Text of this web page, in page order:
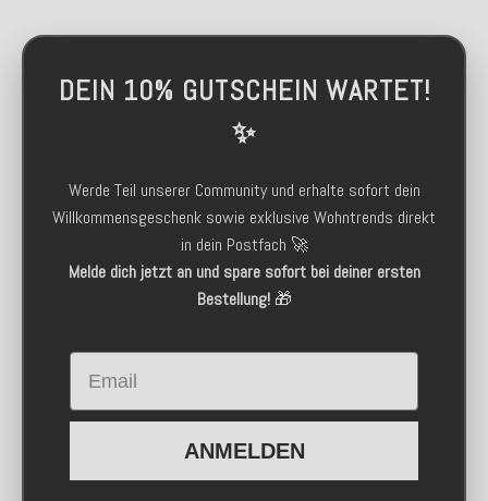
DEIN 10% GUTSCHEIN WARTET!
✨
Werde Teil unserer Community und erhalte sofort dein
Willkommensgeschenk sowie exklusive Wohntrends direkt
in dein Postfach 🚀
Melde dich jetzt an und spare sofort bei deiner ersten
Bestellung!🎁
Email
ANMELDEN